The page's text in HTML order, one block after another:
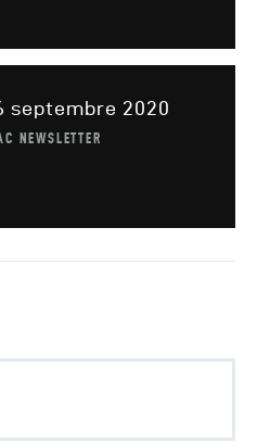
septembre 2020
NEWSLETTER